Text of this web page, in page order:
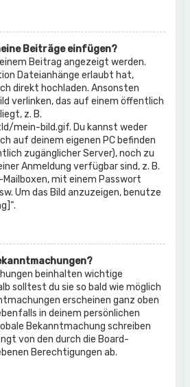
Beiträge einfügen?
Beitrag angezeigt werden.
Dateianhänge erlaubt hat,
direkt hochladen. Ansonsten
verlinken, das auf einem öffentlich
z. B.
mein-bild.gif. Du kannst weder
auf deinem eigenen PC befinden
zugänglicher Server), noch zu
Anmeldung verfügbar sind, z. B.
mit einem Passwort
Um das Bild anzuzeigen, benutze
beinhalten wichtige
solltest du sie so bald wie möglich
erscheinen ganz oben
in deinem persönlichen
Bekanntmachung schreiben
von den durch die Board-
Berechtigungen ab.